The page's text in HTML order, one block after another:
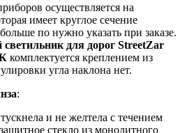
осуществляется на
имеет круглое сечение
по нужно указать при заказе.
для дорог StreetZar
комплектуется креплением из
угла наклона нет.
:
и не желтела с течением
стекло из монолитного